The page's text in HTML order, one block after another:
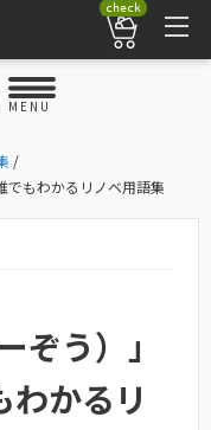
check
MENU
/
でもわかるリノベ用語集
ぞう）」
わかるリ